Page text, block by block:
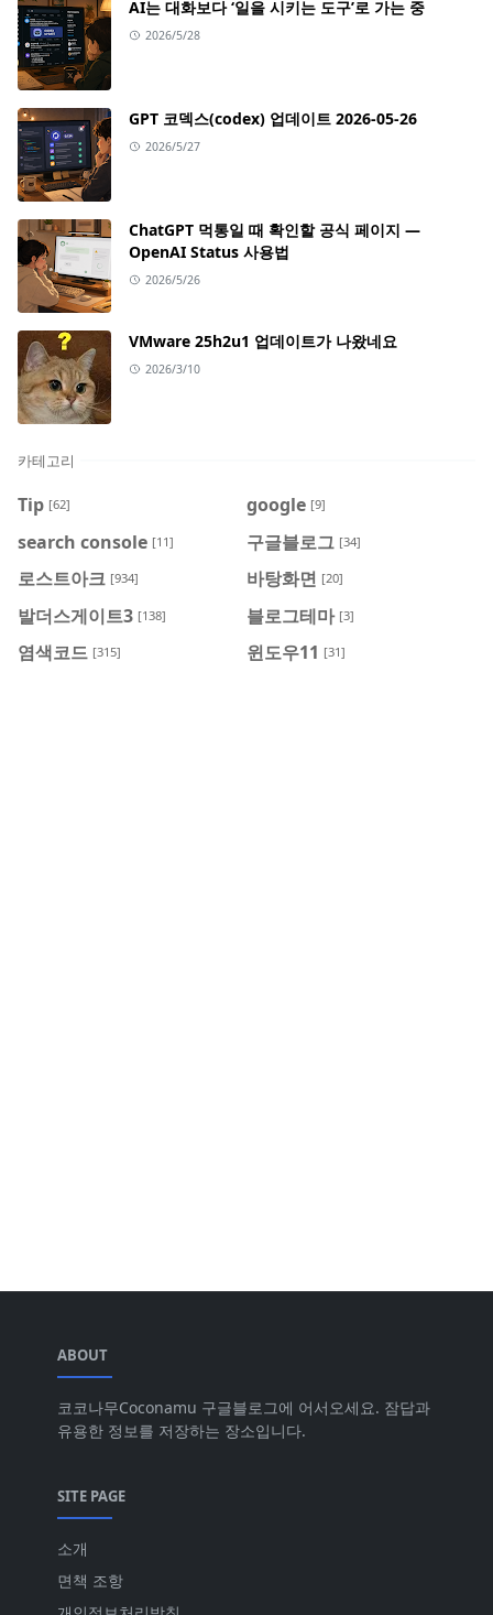
AI는 대화보다 ‘일을 시키는 도구’로 가는 중
2026/5/28
GPT 코덱스(codex) 업데이트 2026-05-26
2026/5/27
ChatGPT 먹통일 때 확인할 공식 페이지 —
OpenAI Status 사용법
2026/5/26
VMware 25h2u1 업데이트가 나왔네요
2026/3/10
카테고리
Tip [62] google [9]
search console [11] 구글블로그 [34]
로스트아크 [934] 바탕화면 [20]
발더스게이트3 [138] 블로그테마 [3]
염색코드 [315] 윈도우11 [31]
ABOUT
코코나무Coconamu 구글블로그에 어서오세요. 잠답과
유용한 정보를 저장하는 장소입니다.
SITE PAGE
소개
면책 조항